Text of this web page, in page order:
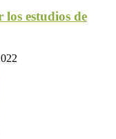
estudios de